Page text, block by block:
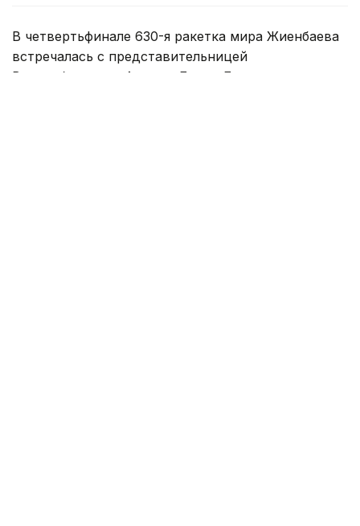
В четвертьфинале 630-я ракетка мира Жиенбаева
встречалась с представительницей
Великобритании Амарни Бэнкс Дадни,